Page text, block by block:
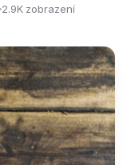
2.9K zobrazení